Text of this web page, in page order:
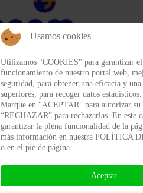
Usamos cookies
Utilizamos "COOKIES" para garantizar
funcionamiento de nuestro portal web,
seguridad, para obtener una eficacia y
superiores, para recoger datos estadísticos.
Marque en "ACEPTAR" para autorizar su
“RECHAZAR” para rechazarlas. En este
garantizar la plena funcionalidad de la
más información en nuestra POLÍTICA
o en el pie de página.
Aceptar